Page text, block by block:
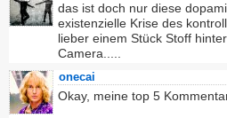
das ist doch nur diese
existenzielle Krise des
lieber einem Stück Stoff
Camera.....
onecai
Okay, meine top 5